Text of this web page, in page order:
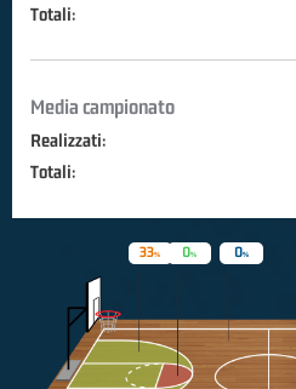
Totali:
Media campionato
Realizzati:
Totali:
0
33 0